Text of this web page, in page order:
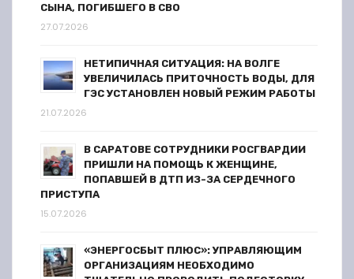
СЫНА, ПОГИБШЕГО В СВО
27.07.2026
НЕТИПИЧНАЯ СИТУАЦИЯ: НА ВОЛГЕ
УВЕЛИЧИЛАСЬ ПРИТОЧНОСТЬ ВОДЫ, ДЛЯ
ГЭС УСТАНОВЛЕН НОВЫЙ РЕЖИМ РАБОТЫ
21.07.2026
В САРАТОВЕ СОТРУДНИКИ РОСГВАРДИИ
ПРИШЛИ НА ПОМОЩЬ К ЖЕНЩИНЕ,
ПОПАВШЕЙ В ДТП ИЗ-ЗА СЕРДЕЧНОГО
ПРИСТУПА
15.07.2026
«ЭНЕРГОСБЫТ ПЛЮС»: УПРАВЛЯЮЩИМ
ОРГАНИЗАЦИЯМ НЕОБХОДИМО